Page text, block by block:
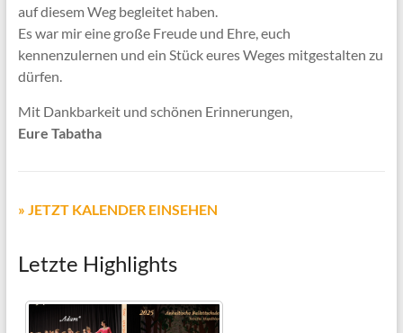
auf diesem Weg begleitet haben.
Es war mir eine große Freude und Ehre, euch
kennenzulernen und ein Stück eures Weges mitgestalten zu
dürfen.
Mit Dankbarkeit und schönen Erinnerungen,
Eure Tabatha
» JETZT KALENDER EINSEHEN
Letzte Highlights